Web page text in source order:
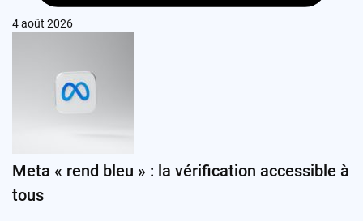
4 août 2026
Meta « rend bleu » : la vérification accessible à
tous